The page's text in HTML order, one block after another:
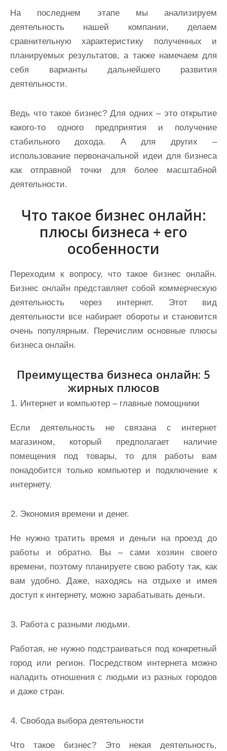
На последнем этапе мы анализируем
деятельность нашей компании, делаем
сравнительную характеристику полученных и
планируемых результатов, а также намечаем для
себя варианты дальнейшего развития
деятельности.
Ведь что такое бизнес? Для одних – это открытие
какого-то одного предприятия и получение
стабильного дохода. А для других –
использование первоначальной идеи для бизнеса
как отправной точки для более масштабной
деятельности.
Что такое бизнес онлайн:
плюсы бизнеса + его
особенности
Переходим к вопросу, что такое бизнес онлайн.
Бизнес онлайн представляет собой коммерческую
деятельность через интернет. Этот вид
деятельности все набирает обороты и становится
очень популярным. Перечислим основные плюсы
бизнеса онлайн.
Преимущества бизнеса онлайн: 5
жирных плюсов
Интернет и компьютер – главные помощники
Если деятельность не связана с интернет
магазином, который предполагает наличие
помещения под товары, то для работы вам
понадобится только компьютер и подключение к
интернету.
Экономия времени и денег.
Не нужно тратить время и деньги на проезд до
работы и обратно. Вы – сами хозяин своего
времени, поэтому планируете свою работу так, как
вам удобно. Даже, находясь на отдыхе и имея
доступ к интернету, можно зарабатывать деньги.
Работа с разными людьми.
Работая, не нужно подстраиваться под конкретный
город или регион. Посредством интернета можно
наладить отношения с людьми из разных городов
и даже стран.
Свобода выбора деятельности
Что такое бизнес? Это некая деятельность,